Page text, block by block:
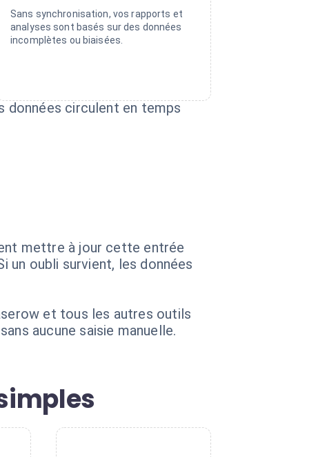
Sans synchronisation, vos rapports et
analyses sont basés sur des données
incomplètes ou biaisées.
données circulent en temps
mettre à jour cette entrée
un oubli survient, les données
et tous les autres outils
aucune saisie manuelle.